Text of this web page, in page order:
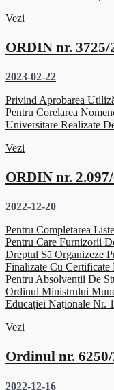
Vezi
ORDIN nr. 3725/
2023-02-22
Privind Aprobarea
Pentru Corelarea
Universitare Realizate
Vezi
ORDIN nr.
2022-12-20
Pentru Completarea
Pentru Care Furnizorii
Dreptul Să Organizeze
Finalizate Cu Certificate
Pentru Absolvenții De
Ordinul Ministrului
Educației Naționale Nr.
Vezi
Ordinul nr.
2022-12-16